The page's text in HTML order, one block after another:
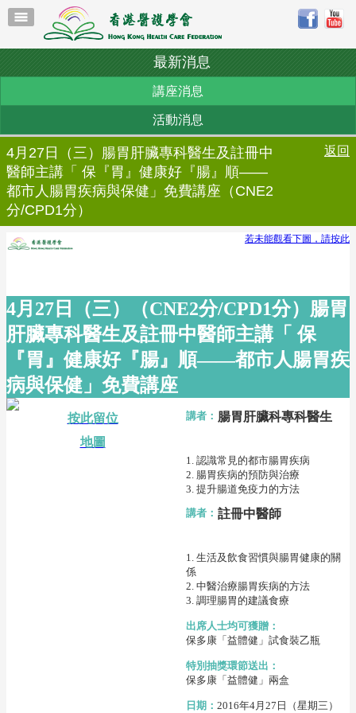
最新消息
講座消息
活動消息
4月27日（三）腸胃肝臟專科醫生及註冊中
醫師主講「 保『胃』健康好『腸』順——
都市人腸胃疾病與保健」免費講座（CNE2
分/CPD1分）
返回
若未能觀看下圖，請按此
4月27日（三）（CNE2分/CPD1分）腸胃
肝臟專科醫生及註冊中醫師主講「 保
『胃』健康好『腸』順——都市人腸胃疾
病與保健」免費講座
按此留位
地圖
講者： 腸胃肝臟科專科醫生
1. 認識常見的都市腸胃疾病
2. 腸胃疾病的預防與治療
3. 提升腸道免疫力的方法
講者： 註冊中醫師
1. 生活及飲食習慣與腸胃健康的關
係
2. 中醫治療腸胃疾病的方法
3. 調理腸胃的建議食療
出席人士均可獲贈：
保多康「益體健」試食裝乙瓶
特別抽獎環節送出：
保多康「益體健」兩盒
日期： 2016年4月27日（星期三）